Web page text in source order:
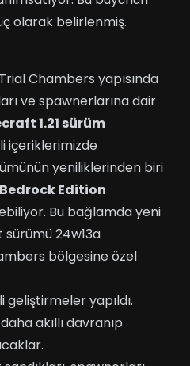
olarak belirlenmiş.
Chambers yapısında
ve spawnerlarına dair
1.21 sürüm
içeriklerimizde
yeniliklerinden biri
Bedrock Edition
Bu bağlamda yeni
24w13a
bölgesine özel
geliştirmeler yapıldı.
akıllı davranıp